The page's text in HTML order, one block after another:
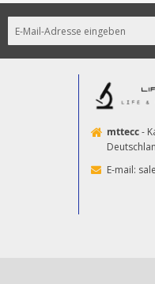
mttecc-
E-mail: